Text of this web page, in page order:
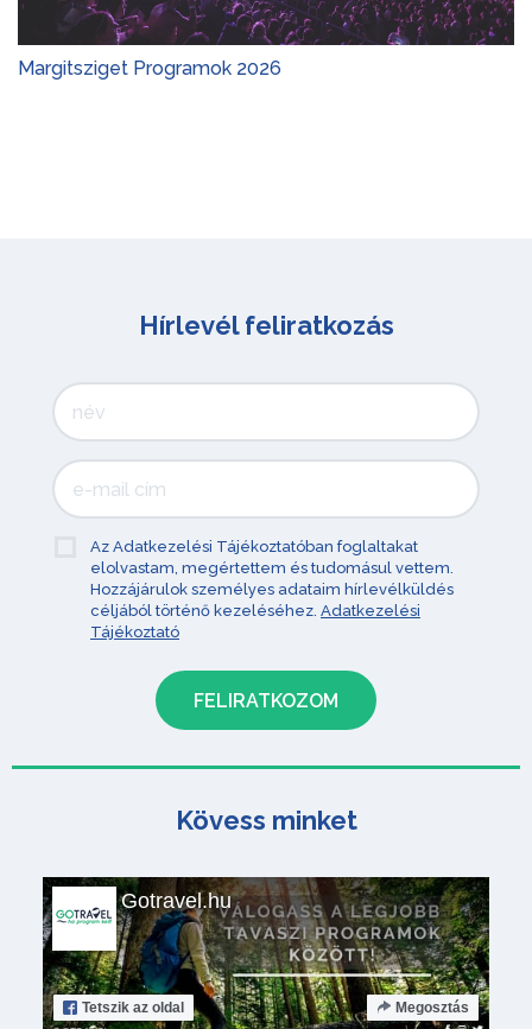
Margitsziget Programok 2026
Hírlevél feliratkozás
Az Adatkezelési Tájékoztatóban foglaltakat
elolvastam, megértettem és tudomásul vettem.
Hozzájárulok személyes adataim hírlevélküldés
céljából történő kezeléséhez. Adatkezelési
Tájékoztató
Kövess minket
Gotravel.hu
Tetszik az oldal Megosztás